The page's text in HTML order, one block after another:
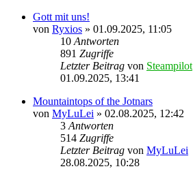
Gott mit uns!
von Ryxios » 01.09.2025, 11:05
10 Antworten
891 Zugriffe
Letzter Beitrag von Steampilot
01.09.2025, 13:41
Mountaintops of the Jotnars
von MyLuLei » 02.08.2025, 12:42
3 Antworten
514 Zugriffe
Letzter Beitrag von MyLuLei
28.08.2025, 10:28